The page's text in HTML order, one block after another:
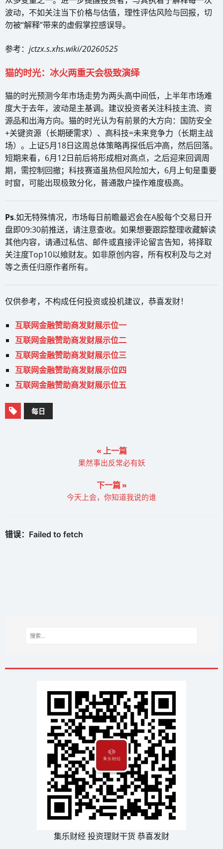
波动，不如关注当下价格与估值，理性评估风险与回报，切
勿被“解释”带来的虚假掌控感误导。
参考： jctzx.s.xhs.wiki/20260525
猫的时光：冰火两重天会极致演绎
猫的时光预测今年市场走势为两头高中间低，上半年市场难
度大于去年，波动是主基调。建议投资者关注科技主流、资
源品和出海方向。猫的时光认为有前景的大方向：国防安全
+关键资源（长期硬需求）、高科技=未来竞争力（长期主战
场）。上证5月18日这周总体策略再探低后冲高，然后回落。
短期来看，6月12日前后将形成相对高点，之后迎来回调周
期，需控制回撤；科技赛道虽热但风险加大，6月上旬是重要
时窗，可能出现极致分化，普通散户操作难度极高。
Ps.如无特殊情况，市场每日前瞻最迟会在A股每个交易日开
盘即09:30前推送，请注意查收。如果想要跟踪整理收藏解读
其他内容，请通过私信、邮件或直接评论留言告知，将择取
关注度Top10以飨财友。如非原创内容，所有权利及与之对
等之责任归原作者所有。
仅供参考，不构成任何投资或投机建议，恭喜发财！
互联网金融赞助商发财展示位一
互联网金融赞助商发财展示位二
互联网金融赞助商发财展示位三
互联网金融赞助商发财展示位四
互联网金融赞助商发财展示位五
每日
« 上一篇
果然事出反常必有妖
下一篇 »
今天上会，你知道我说的谁
集乐财经 投资理财干货 恭喜发财